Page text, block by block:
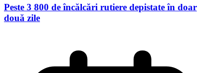
Peste 3 800 de încălcări rutiere depistate în doar
două zile